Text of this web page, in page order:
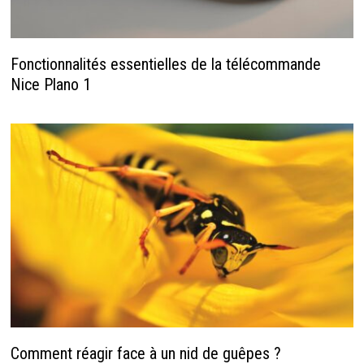
Fonctionnalités essentielles de la télécommande
Nice Plano 1
Comment réagir face à un nid de guêpes ?